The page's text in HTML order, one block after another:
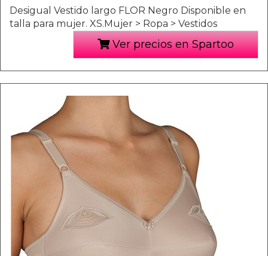
Desigual Vestido largo FLOR Negro Disponible en
talla para mujer. XS.Mujer > Ropa > Vestidos
Ver precios en Spartoo